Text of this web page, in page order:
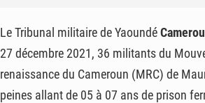
Le Tribunal militaire de Yaoundé
27 décembre 2021, 36 militants du
renaissance du Cameroun (MRC) de
peines allant de 05 à 07 ans de prison